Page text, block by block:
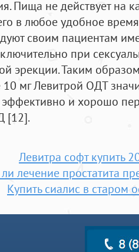
Пища не действует на
в любое удобное
своим пациентам
при
эрекции. Таким
мг Левитрой OДT
и хорошо
[12].
Левитра софт купить
лечение простатита
Купить сиалис в старом